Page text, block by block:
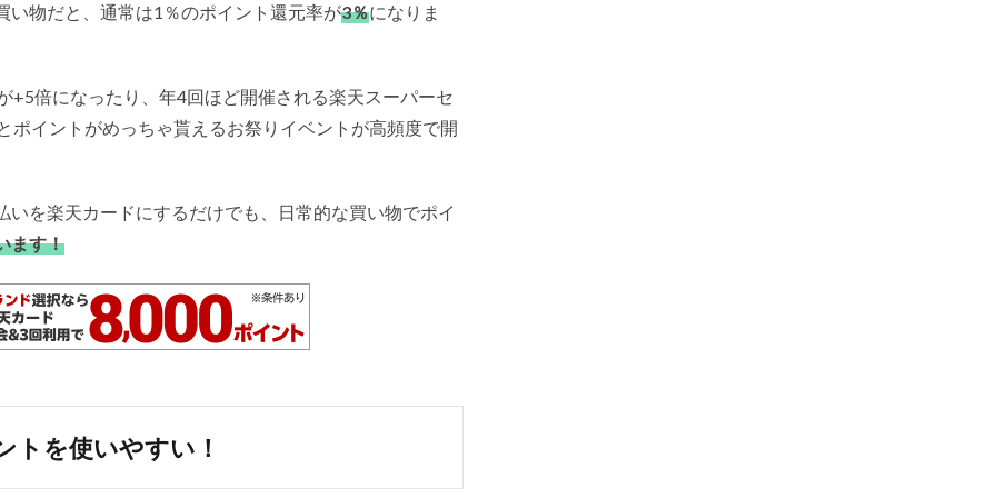
物だと、通常は1％のポイント還元率が3％になりま
+5倍になったり、年4回ほど開催される楽天スーパーセ
ポイントがめっちゃ貰えるお祭りイベントが高頻度で開
を楽天カードにするだけでも、日常的な買い物でポイ
ます！
を使いやすい！